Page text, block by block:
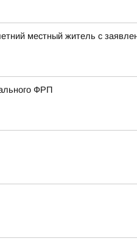
местный житель с
ФРП